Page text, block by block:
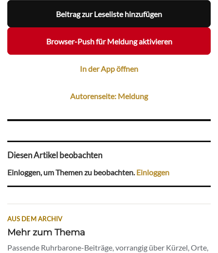
Beitrag zur Leseliste hinzufügen
Browser-Push für Meldung aktivieren
In der App öffnen
Autorenseite: Meldung
Diesen Artikel beobachten
Einloggen, um Themen zu beobachten.Einloggen
AUS DEM ARCHIV
Mehr zum Thema
Passende Ruhrbarone-Beiträge, vorrangig über Kürzel, Orte,